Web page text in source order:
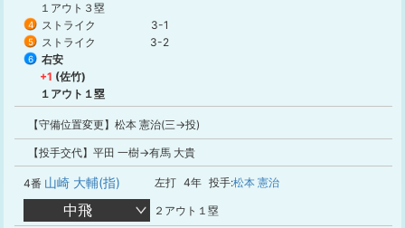
１アウト３塁
4 ストライク 3-1
5 ストライク 3-2
6
右安
+1 (佐竹)
１アウト１塁
【守備位置変更】松本 憲治(三→投)
【投手交代】平田 一樹→有馬 大貴
4番 山崎 大輔(指) 左打 4年 投手:松本 憲治
中飛 ２アウト１塁